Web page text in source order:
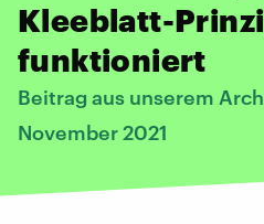
Kleeblatt-
funktioniert
Beitrag aus unserem
November 2021